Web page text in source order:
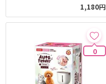
1,180円
0